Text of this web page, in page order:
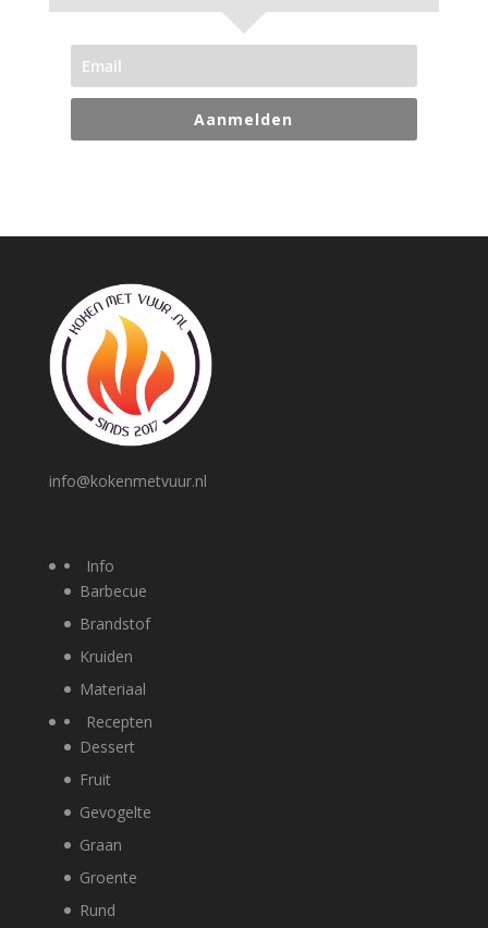
Aanmelden
info@kokenmetvuur.nl
Info
Barbecue
Brandstof
Kruiden
Materiaal
Recepten
Dessert
Fruit
Gevogelte
Graan
Groente
Rund